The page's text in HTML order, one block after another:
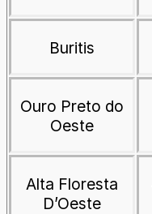
Buritis
Ouro Preto do
Oeste
Alta Floresta
D’Oeste